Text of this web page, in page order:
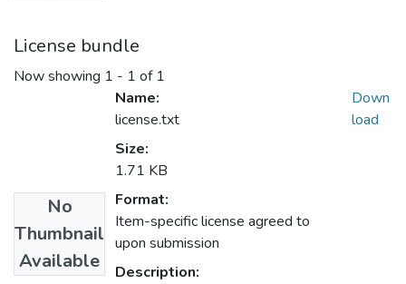
License bundle
Now showing 1 - 1 of 1
No
Thumbnail
Available
Name:
license.txt
Size:
1.71 KB
Format:
Item-specific license agreed to
upon submission
Description:
Down
load